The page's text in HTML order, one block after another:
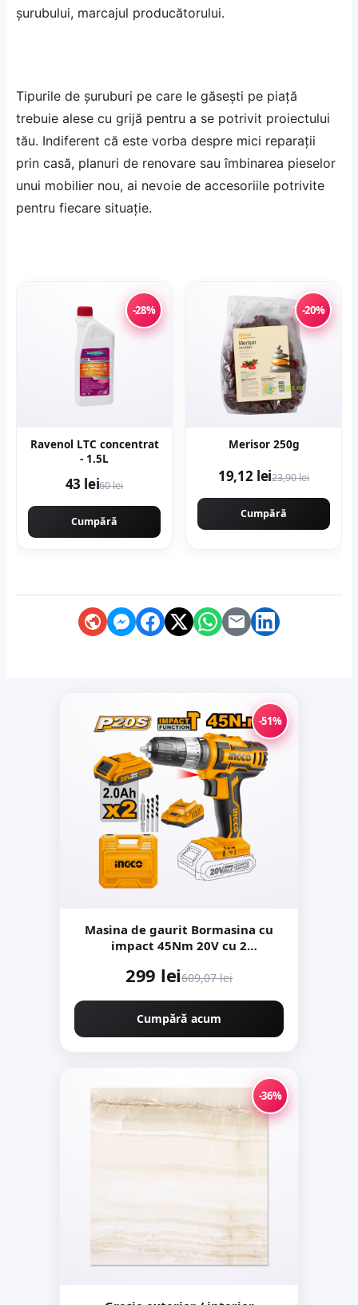
șurubului, marcajul producătorului.
Tipurile de șuruburi pe care le găsești pe piață
trebuie alese cu grijă pentru a se potrivit proiectului
tău. Indiferent că este vorba despre mici reparații
prin casă, planuri de renovare sau îmbinarea pieselor
unui mobilier nou, ai nevoie de accesoriile potrivite
pentru fiecare situație.
-28%
Ravenol LTC concentrat
- 1.5L
43 lei60 lei
Cumpără
-20%
Merisor 250g
19,12 lei23,90 lei
Cumpără
-51%
Masina de gaurit Bormasina cu
impact 45Nm 20V cu 2
Ingco CIDLI2002
299 lei609,07 lei
Cumpără acum
-36%